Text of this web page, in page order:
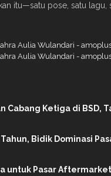
itu—satu pose, satu
Cabang Ketiga di BSD,
Bidik Dominasi
untuk Pasar